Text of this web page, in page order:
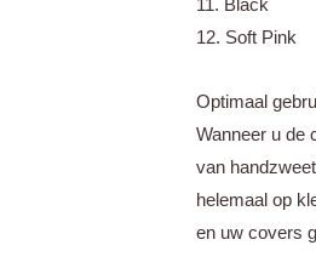
11. Black
12. Soft Pink
Optimaal
Wanneer u de
van
helemaal op
en uw covers